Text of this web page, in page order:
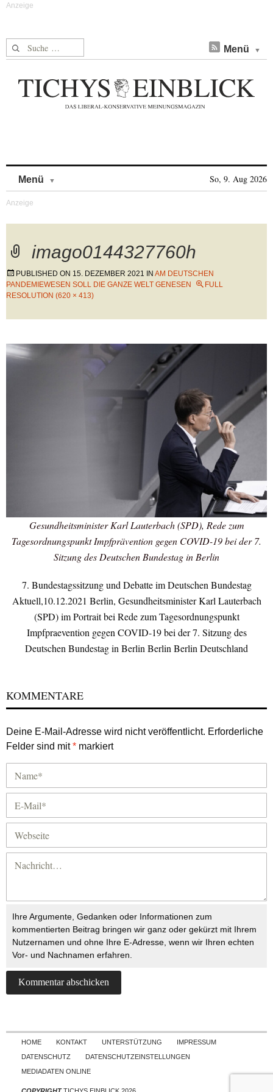
Suche nach: Menü
Menü So, 9. Aug 2026
imago0144327760h
PUBLISHED ON 15. DEZEMBER 2021 IN AM DEUTSCHEN
PANDEMIEWESEN SOLL DIE GANZE WELT GENESEN
FULL
RESOLUTION (620 × 413)
Gesundheitsminister Karl Lauterbach (SPD), Rede zum
Tagesordnungspunkt Impfprävention gegen COVID-19 bei der 7.
Sitzung des Deutschen Bundestag in Berlin
7. Bundestagssitzung und Debatte im Deutschen Bundestag
Aktuell,10.12.2021 Berlin, Gesundheitsminister Karl Lauterbach
(SPD) im Portrait bei Rede zum Tagesordnungspunkt
Impfpraevention gegen COVID-19 bei der 7. Sitzung des
Deutschen Bundestag in Berlin Berlin Berlin Deutschland
KOMMENTARE
Deine E-Mail-Adresse wird nicht veröffentlicht. Erforderliche
Felder sind mit* markiert
Ihre Argumente, Gedanken oder Informationen zum
kommentierten Beitrag bringen wir ganz oder gekürzt mit Ihrem
Nutzernamen und ohne Ihre E-Adresse, wenn wir Ihren echten
Vor- und Nachnamen erfahren.
Skip to content
HOME KONTAKT UNTERSTÜTZUNG
IMPRESSUM
DATENSCHUTZ
DATENSCHUTZEINSTELLUNGEN
MEDIADATEN ONLINE